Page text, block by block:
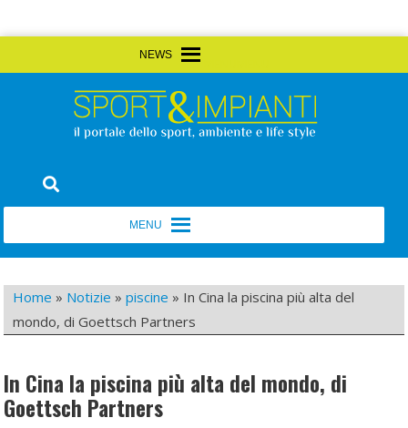
to
Sport&Impianti
Home » Notizie »piscine » In Cina la piscina più alta del
mondo, di Goettsch Partners
In Cina la piscina più alta del mondo, di
Goettsch Partners